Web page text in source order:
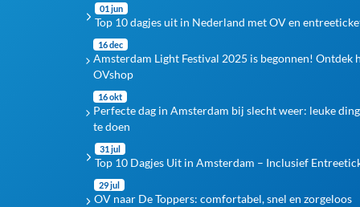
01 jun
Top 10 dagjes uit in Nederland met OV en
16 dec
Amsterdam Light Festival 2025 is begonnen! Ontdek
OVshop
16 okt
Perfecte dag in Amsterdam bij slecht weer: leuke
te doen
31 jul
Top 10 Dagjes Uit in Amsterdam – Inclusief
29 jul
OV naar De Toppers: comfortabel, snel en zorgeloos